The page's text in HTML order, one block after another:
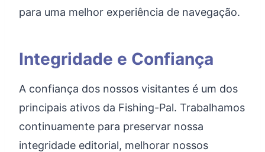
para uma melhor experiência de navegação.
Integridade e Confiança
A confiança dos nossos visitantes é um dos
principais ativos da Fishing-Pal. Trabalhamos
continuamente para preservar nossa
integridade editorial, melhorar nossos